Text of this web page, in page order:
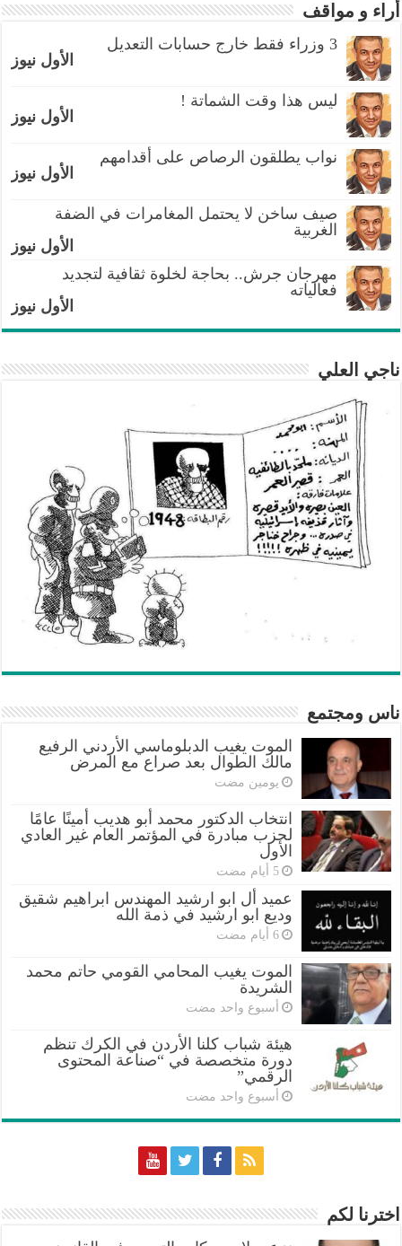
أراء و مواقف
3 وزراء فقط خارج حسابات التعديل
الأول نيوز
ليس هذا وقت الشماتة !
الأول نيوز
نواب يطلقون الرصاص على أقدامهم
الأول نيوز
صيف ساخن لا يحتمل المغامرات في الضفة
الغربية
الأول نيوز
مهرجان جرش.. بحاجة لخلوة ثقافية لتجديد
فعالياته
الأول نيوز
ناجي العلي
ناس ومجتمع
الموت يغيب الدبلوماسي الأردني الرفيع
مالك الطوال بعد صراع مع المرض
‏يومين مضت
انتخاب الدكتور محمد أبو هديب أمينًا عامًا
لحزب مبادرة في المؤتمر العام غير العادي
الأول
‏5 أيام مضت
عميد أل ابو ارشيد المهندس ابراهيم شقيق
وديع ابو ارشيد في ذمة الله
‏6 أيام مضت
الموت يغيب المحامي القومي حاتم محمد
الشريدة
‏أسبوع واحد مضت
هيئة شباب كلنا الأردن في الكرك تنظم
دورة متخصصة في “صناعة المحتوى
الرقمي”
‏أسبوع واحد مضت
اخترنا لكم